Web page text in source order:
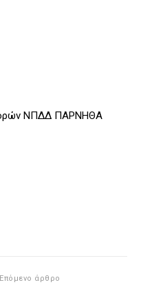
ΝΠΔΔ ΠΑΡΝΗΘΑ
Επόμενο άρθρο